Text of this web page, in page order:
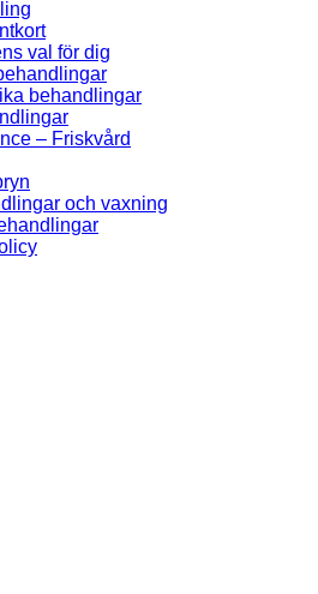
val för dig
behandlingar
– Friskvård
och vaxning